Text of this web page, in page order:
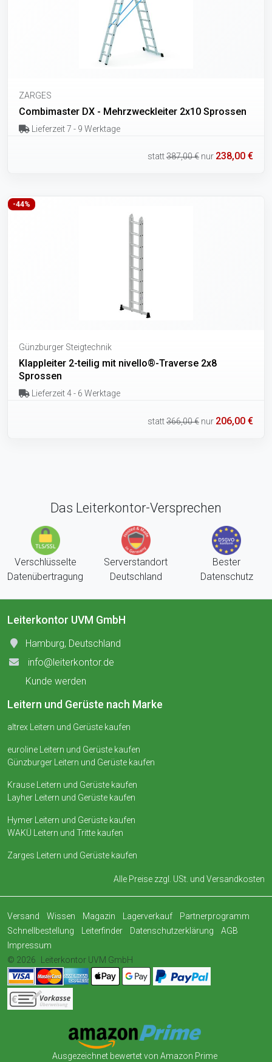
ZARGES
Combimaster DX - Mehrzweckleiter 2x10 Sprossen
Lieferzeit 7 - 9 Werktage
statt387,00 € nur 238,00 €
-44%
Günzburger Steigtechnik
Klappleiter 2-teilig mit nivello®-Traverse 2x8
Sprossen
Lieferzeit 4 - 6 Werktage
statt366,00 € nur 206,00 €
Das Leiterkontor-Versprechen
Verschlüsselte
Datenübertragung
Serverstandort
Deutschland
Bester
Datenschutz
Leiterkontor UVM GmbH
Hamburg, Deutschland
info@leiterkontor.de
Kunde werden
Leitern und Gerüste nach Marke
altrex Leitern und Gerüste kaufen
euroline Leitern und Gerüste kaufen
Günzburger Leitern und Gerüste kaufen
Krause Leitern und Gerüste kaufen
Layher Leitern und Gerüste kaufen
Hymer Leitern und Gerüste kaufen
WAKÜ Leitern und Tritte kaufen
Zarges Leitern und Gerüste kaufen
Alle Preise zzgl. USt. und Versandkosten
Versand Wissen Magazin Lagerverkauf
Partnerprogramm
Schnellbestellung
Leiterfinder Datenschutzerklärung
AGB
Impressum
© 2026
Leiterkontor UVM GmbH
Ausgezeichnet bewertet von Amazon Prime